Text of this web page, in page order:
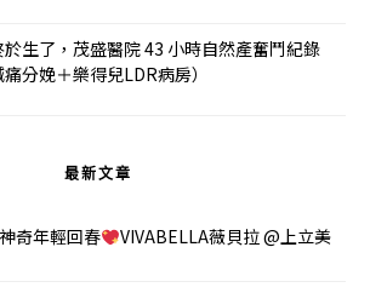
於生了，茂盛醫院 43 小時自然產奮鬥紀錄
痛分娩＋樂得兒LDR病房）
最新文章
奇年輕回春
VIVABELLA薇貝拉 @上立美